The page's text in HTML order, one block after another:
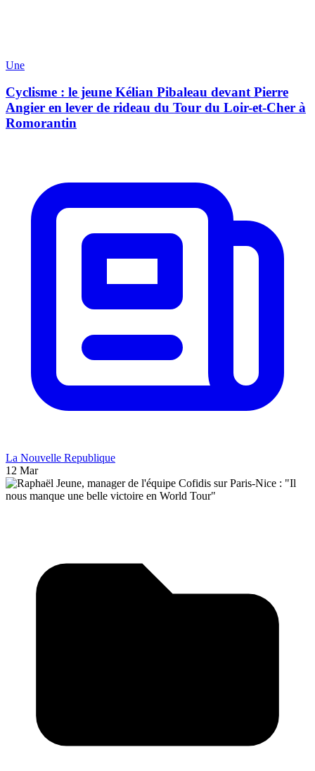
Une
Cyclisme : le jeune Kélian Pibaleau devant Pierre
Angier en lever de rideau du Tour du Loir-et-Cher à
Romorantin
La Nouvelle Republique
12 Mar